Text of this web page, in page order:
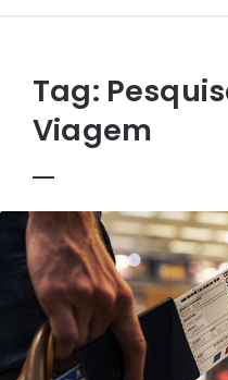
Tag:
Viagem